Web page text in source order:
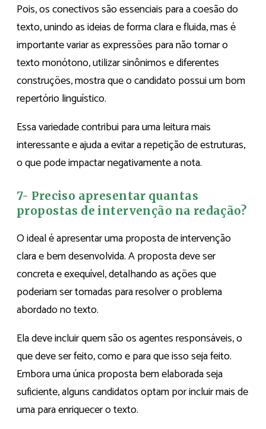
Pois, os conectivos são essenciais para a coesão do
texto, unindo as ideias de forma clara e fluida, mas é
importante variar as expressões para não tornar o
texto monótono, utilizar sinônimos e diferentes
construções, mostra que o candidato possui um bom
repertório linguístico.
Essa variedade contribui para uma leitura mais
interessante e ajuda a evitar a repetição de estruturas,
o que pode impactar negativamente a nota.
7- Preciso apresentar quantas
propostas de intervenção na redação?
O ideal é apresentar uma proposta de intervenção
clara e bem desenvolvida. A proposta deve ser
concreta e exequível, detalhando as ações que
poderiam ser tomadas para resolver o problema
abordado no texto.
Ela deve incluir quem são os agentes responsáveis, o
que deve ser feito, como e para que isso seja feito.
Embora uma única proposta bem elaborada seja
suficiente, alguns candidatos optam por incluir mais de
uma para enriquecer o texto.